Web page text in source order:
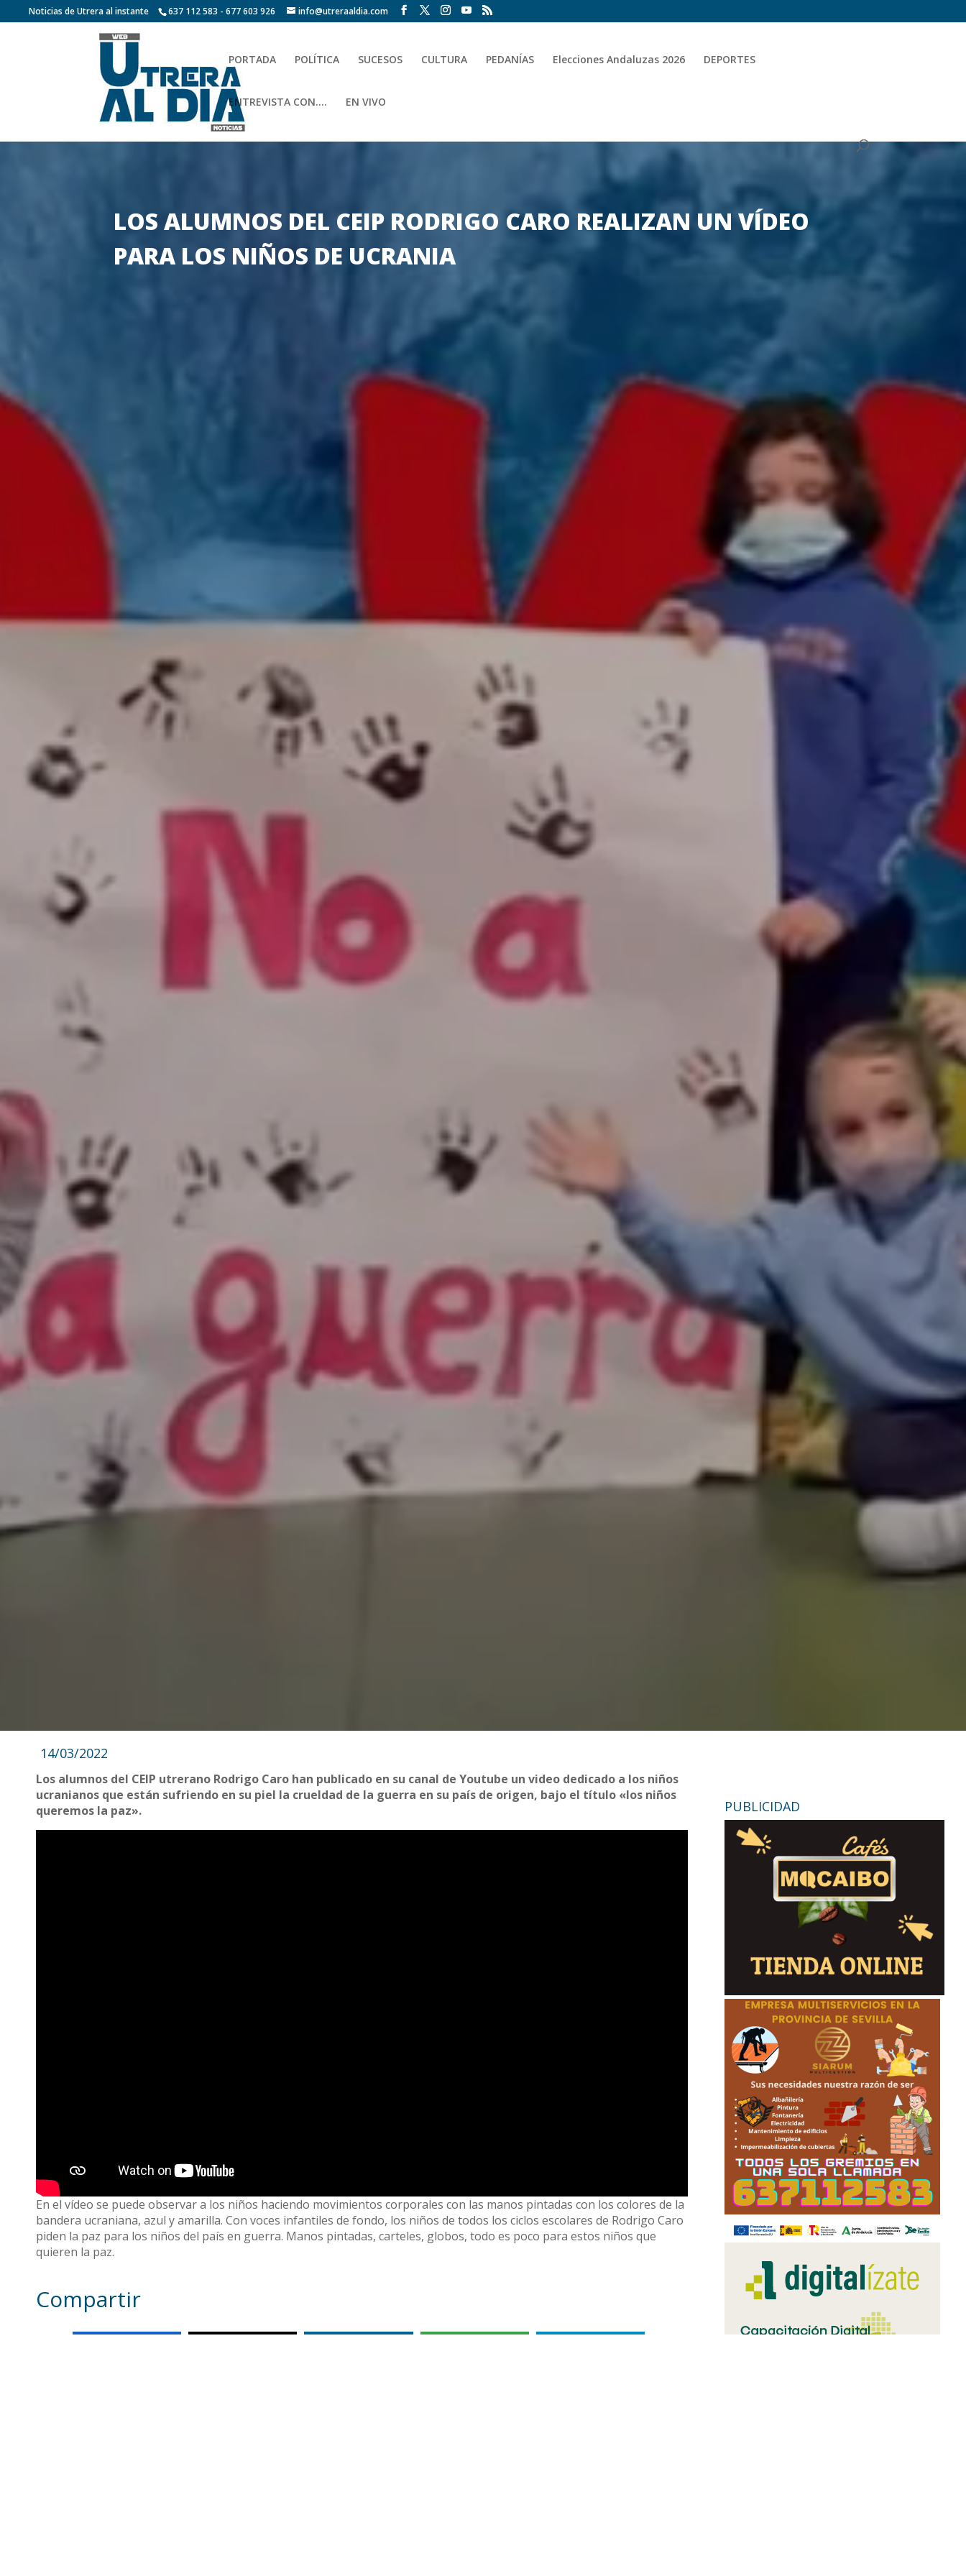
Noticias de Utrera al instante 637 112 583 - 677 603 926 info@utreraaldia.com
PORTADA POLÍTICA SUCESOS CULTURA PEDANÍAS Elecciones Andaluzas 2026 DEPORTES
ENTREVISTA CON…. EN VIVO
LOS ALUMNOS DEL CEIP RODRIGO CARO REALIZAN UN VÍDEO
PARA LOS NIÑOS DE UCRANIA
14/03/2022
Los alumnos del CEIP utrerano Rodrigo Caro han publicado en su canal de Youtube un video dedicado a los niños
ucranianos que están sufriendo en su piel la crueldad de la guerra en su país de origen, bajo el título «los niños
queremos la paz».
En el vídeo se puede observar a los niños haciendo movimientos corporales con las manos pintadas con los colores de la
bandera ucraniana, azul y amarilla. Con voces infantiles de fondo, los niños de todos los ciclos escolares de Rodrigo Caro
piden la paz para los niños del país en guerra. Manos pintadas, carteles, globos, todo es poco para estos niños que
quieren la paz.
Compartir
PUBLICIDAD